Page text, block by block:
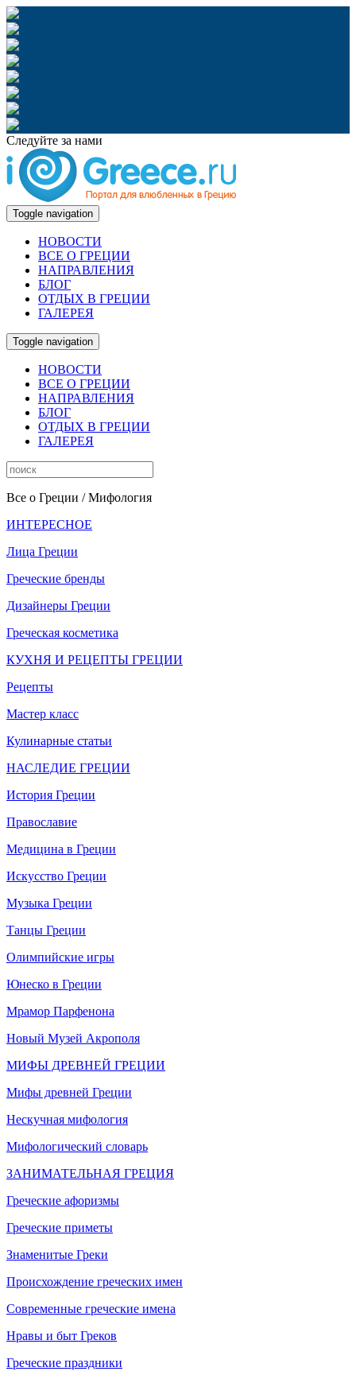
Следуйте за нами
Toggle navigation
НОВОСТИ
ВСЕ О ГРЕЦИИ
НАПРАВЛЕНИЯ
БЛОГ
ОТДЫХ В ГРЕЦИИ
ГАЛЕРЕЯ
Toggle navigation
НОВОСТИ
ВСЕ О ГРЕЦИИ
НАПРАВЛЕНИЯ
БЛОГ
ОТДЫХ В ГРЕЦИИ
ГАЛЕРЕЯ
Все о Греции / Мифология
ИНТЕРЕСНОЕ
Лица Греции
Греческие бренды
Дизайнеры Греции
Греческая косметика
КУХНЯ И РЕЦЕПТЫ ГРЕЦИИ
Рецепты
Мастер класс
Кулинарные статьи
НАСЛЕДИЕ ГРЕЦИИ
История Греции
Православие
Медицина в Греции
Искусство Греции
Музыка Греции
Танцы Греции
Олимпийские игры
Юнеско в Греции
Мрамор Парфенона
Новый Музей Акрополя
МИФЫ ДРЕВНЕЙ ГРЕЦИИ
Мифы древней Греции
Нескучная мифология
Мифологический словарь
ЗАНИМАТЕЛЬНАЯ ГРЕЦИЯ
Греческие афоризмы
Греческие приметы
Знаменитые Греки
Происхождение греческих имен
Современные греческие имена
Нравы и быт Греков
Греческие праздники